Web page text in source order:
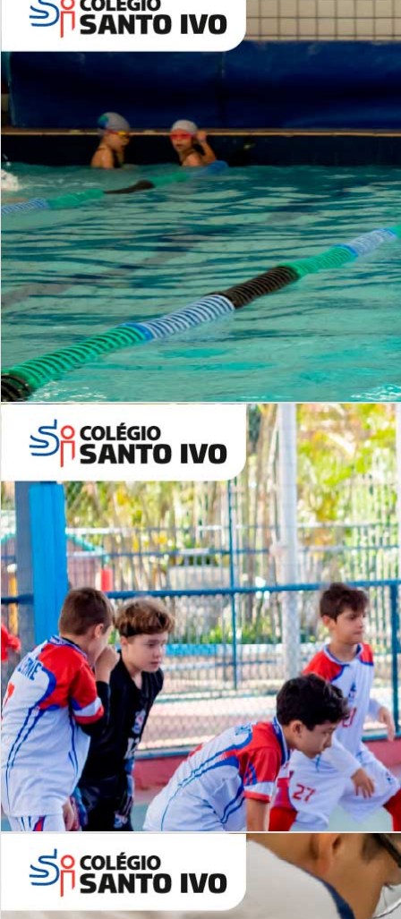
Período Integral | Saiba mais
Desafios | Saiba mais
ALUNOS NOVOS
Entre em Contato
INSTITUCIONAL
Lista de vídeos
NOSSOCANAL